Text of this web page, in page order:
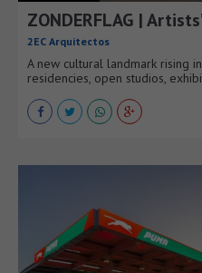
ZONDERFLAG |
2EC Arquitectos
A new cultural landmark rising
residencies, open studios,